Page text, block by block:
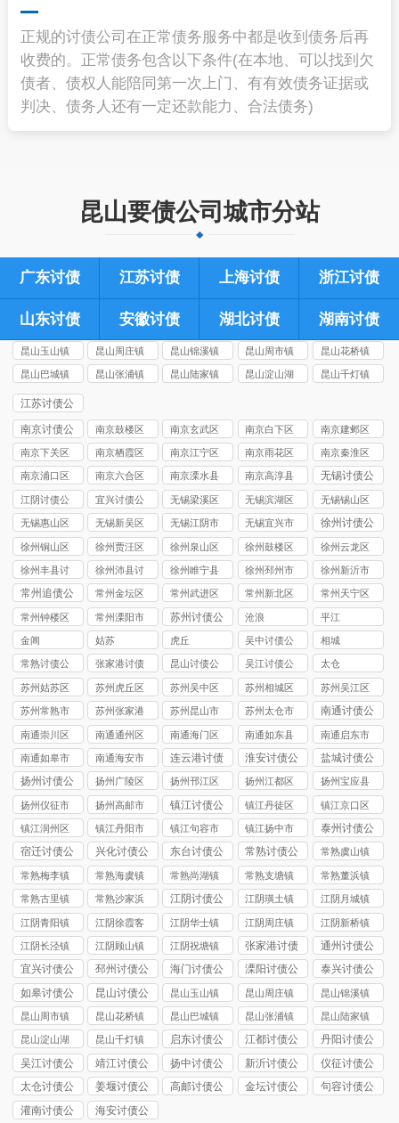
正规的讨债公司在正常债务服务中都是收到债务后再
收费的。正常债务包含以下条件(在本地、可以找到欠
债者、债权人能陪同第一次上门、有有效债务证据或
判决、债务人还有一定还款能力、合法债务)
昆山要债公司城市分站
广东讨债 江苏讨债 上海讨债 浙江讨债
山东讨债 安徽讨债 湖北讨债 湖南讨债
昆山玉山镇
讨债公司
昆山周庄镇
讨债公司
昆山锦溪镇
讨债公司
昆山周市镇
讨债公司
昆山花桥镇
讨债公司
昆山巴城镇
讨债公司
昆山张浦镇
昆山陆家镇
昆山淀山湖
昆山千灯镇
江苏讨债公
司
南京讨债公
司
南京鼓楼区
讨债公司
南京玄武区
讨债公司
南京白下区
讨债公司
南京建邺区
讨债公司
南京下关区
讨债公司
南京栖霞区
讨债公司
南京江宁区
讨债公司
南京雨花区
讨债公司
南京秦淮区
讨债公司
南京浦口区
讨债公司
南京六合区
讨债公司
南京溧水县
讨债公司
南京高淳县
讨债公司
无锡讨债公
司
江阴讨债公
司
宜兴讨债公
司
无锡梁溪区
讨债公司
无锡滨湖区
讨债公司
无锡锡山区
讨债公司
无锡惠山区
讨债公司
无锡新吴区
讨债公司
无锡江阴市
讨债公司
无锡宜兴市
讨债公司
徐州讨债公
司
徐州铜山区
讨债公司
徐州贾汪区
讨债公司
徐州泉山区
讨债公司
徐州鼓楼区
讨债公司
徐州云龙区
讨债公司
徐州丰县讨
债公司
徐州沛县讨
债公司
徐州睢宁县
讨债公司
徐州‌邳州市
讨债公司
徐州新沂市
讨债公司
常州追债公
司
常州金坛区
讨债公司
常州武进区
讨债公司
常州新北区
讨债公司
常州天宁区
讨债公司
常州钟楼区
讨债公司
常州溧阳市
讨债公司
苏州讨债公
司
沧浪 平江
金阊 姑苏 虎丘
吴中讨债公
司
相城
常熟讨债公
司
张家港讨债
公司
昆山讨债公
司
吴江讨债公
司
太仓
苏州姑苏区
讨债公司
苏州虎丘区
讨债公司
苏州吴中区
讨债公司
苏州相城区
讨债公司
苏州吴江区
讨债公司
苏州常熟市
讨债公司
苏州张家港
市讨债公司
苏州昆山市
讨债公司
苏州太仓市
讨债公司
南通讨债公
司
南通崇川区
讨债公司
南通通州区
讨债公司
南通海门区
讨债公司
南通如东县
讨债公司
南通启东市
讨债公司
南通如皋市
讨债公司
南通海安市
讨债公司
连云港讨债
公司
淮安讨债公
司
盐城讨债公
司
扬州讨债公
司
扬州广陵区
讨债公司
扬州邗江区
讨债公司
扬州江都区
讨债公司
扬州宝应县
讨债公司
扬州仪征市
讨债公司
扬州高邮市
讨债公司
镇江讨债公
司
镇江丹徒区
讨债公司
镇江京口区
讨债公司
镇江润州区
讨债公司
镇江丹阳市
讨债公司
镇江句容市
讨债公司
镇江扬中市
讨债公司
泰州讨债公
司
宿迁讨债公
司
兴化讨债公
司
东台讨债公
司
常熟讨债公
司
常熟虞山镇
讨债公司
常熟梅李镇
讨债公司
常熟海虞镇
讨债公司
常熟尚湖镇
讨债公司
常熟支塘镇
讨债公司
常熟董浜镇
讨债公司
常熟古里镇
讨债公司
常熟沙家浜
镇讨债公司
江阴讨债公
司
江阴璜土镇
讨债公司
江阴月城镇
讨债公司
江阴青阳镇
讨债公司
江阴徐霞客
镇讨债公司
江阴华士镇
讨债公司
江阴周庄镇
讨债公司
江阴新桥镇
讨债公司
江阴长泾镇
讨债公司
江阴顾山镇
讨债公司
江阴祝塘镇
讨债公司
张家港讨债
公司
通州讨债公
司
宜兴讨债公
司
邳州讨债公
司
海门讨债公
司
溧阳讨债公
司
泰兴讨债公
司
如皋讨债公
司
昆山讨债公
司
昆山玉山镇
讨债公司
昆山周庄镇
讨债公司
昆山锦溪镇
讨债公司
昆山周市镇
讨债公司
昆山花桥镇
讨债公司
昆山巴城镇
讨债公司
昆山张浦镇
讨债公司
昆山陆家镇
讨债公司
昆山淀山湖
镇讨债公司
昆山千灯镇
讨债公司
启东讨债公
司
江都讨债公
司
丹阳讨债公
司
吴江讨债公
司
靖江讨债公
司
扬中讨债公
司
新沂讨债公
司
仪征讨债公
司
太仓讨债公
司
姜堰讨债公
司
高邮讨债公
金坛讨债公
句容讨债公
灌南讨债公
海安讨债公